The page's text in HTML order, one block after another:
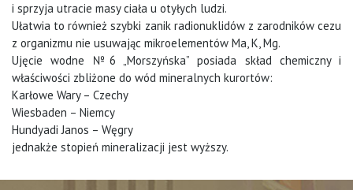
i sprzyja utracie masy ciała u otyłych ludzi.
Ułatwia to również szybki zanik radionuklidów z zarodników cezu
z organizmu nie usuwając mikroelementów Ma, K, Mg.
Ujęcie wodne №6 „Morszyńska” posiada skład chemiczny i
właściwości zbliżone do wód mineralnych kurortów:
Karłowe Wary – Czechy
Wiesbaden – Niemcy
Hundyadi Janos – Węgry
jednakże stopień mineralizacji jest wyższy.